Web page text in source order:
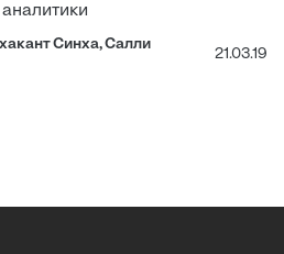
Синха, Салли
21.03.19